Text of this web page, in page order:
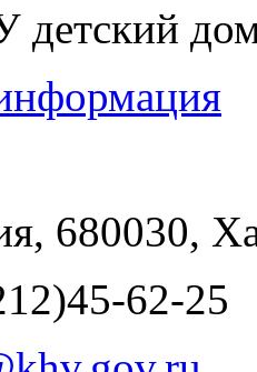
детский
, 680030,
62-25